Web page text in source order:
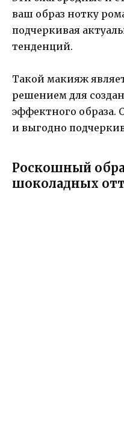
ваш образ нотку
подчеркивая
тенденций.
Такой макияж
решением для
эффектного
и выгодно
Роскошный
шоколадных